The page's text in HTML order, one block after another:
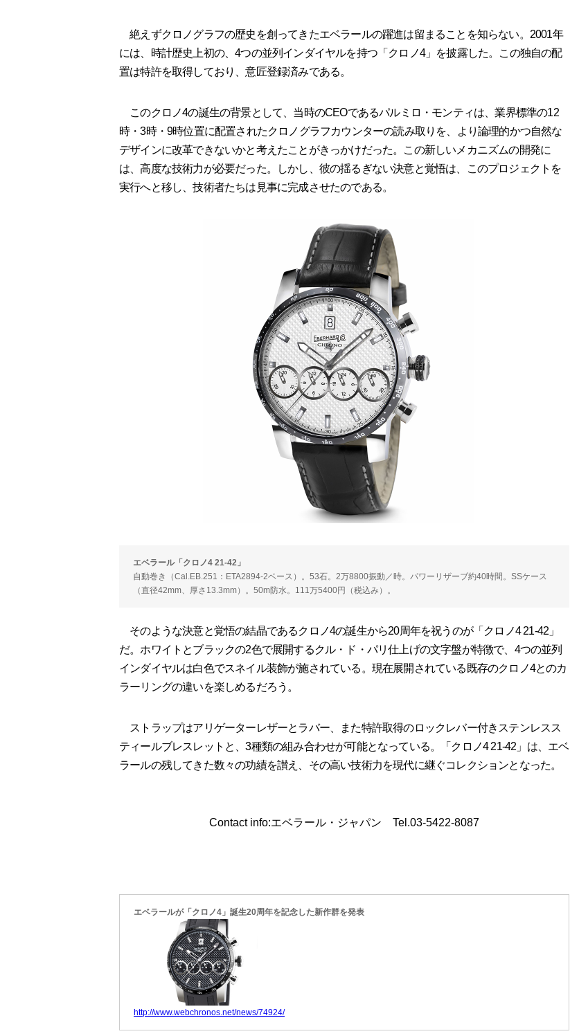
絶えずクロノグラフの歴史を創ってきたエベラールの躍進は留まることを知らない。2001年
には、時計歴史上初の、4つの並列インダイヤルを持つ「クロノ4」を披露した。この独自の配
置は特許を取得しており、意匠登録済みである。
このクロノ4の誕生の背景として、当時のCEOであるパルミロ・モンティは、業界標準の12
時・3時・9時位置に配置されたクロノグラフカウンターの読み取りを、より論理的かつ自然な
デザインに改革できないかと考えたことがきっかけだった。この新しいメカニズムの開発に
は、高度な技術力が必要だった。しかし、彼の揺るぎない決意と覚悟は、このプロジェクトを
実行へと移し、技術者たちは見事に完成させたのである。
エベラール「クロノ4 21-42」
自動巻き（Cal.EB.251：ETA2894-2ベース）。53石。2万8800振動／時。パワーリザーブ約40時間。SSケース
（直径42mm、厚さ13.3mm）。50m防水。111万5400円（税込み）。
そのような決意と覚悟の結晶であるクロノ4の誕生から20周年を祝うのが「クロノ4 21-42」
だ。ホワイトとブラックの2色で展開するクル・ド・パリ仕上げの文字盤が特徴で、4つの並列
インダイヤルは白色でスネイル装飾が施されている。現在展開されている既存のクロノ4とのカ
ラーリングの違いを楽しめるだろう。
ストラップはアリゲーターレザーとラバー、また特許取得のロックレバー付きステンレスス
ティールブレスレットと、3種類の組み合わせが可能となっている。「クロノ4 21-42」は、エベ
ラールの残してきた数々の功績を讃え、その高い技術力を現代に継ぐコレクションとなった。
Contact info:エベラール・ジャパン Tel.03-5422-8087
エベラールが「クロノ4」誕生20周年を記念した新作群を発表
http://www.webchronos.net/news/74924/